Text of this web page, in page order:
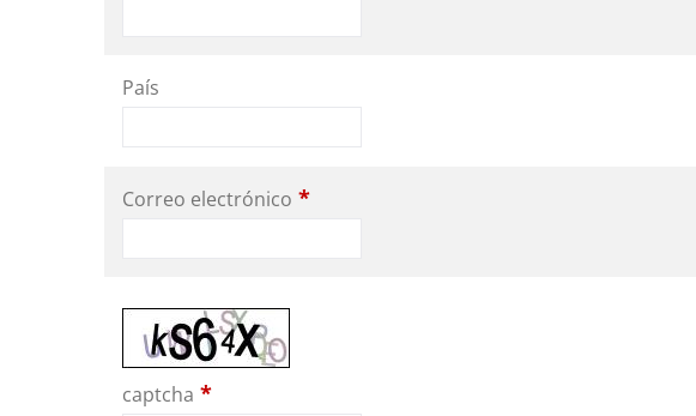
País
Correo electrónico *
captcha *